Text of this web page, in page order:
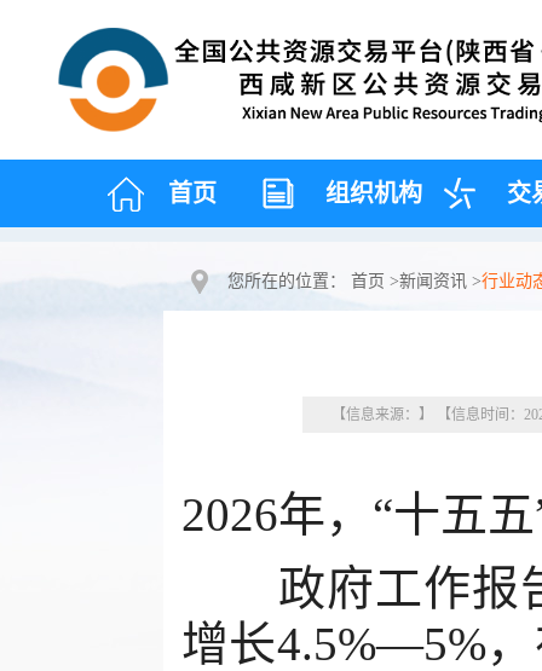
首页 组织机构 交
您所在的位置： 首页 >新闻资讯 >行业动
【信息来源：】 【信息时间：
2026年，“十五
政府工作报告
增长4.5%—5%